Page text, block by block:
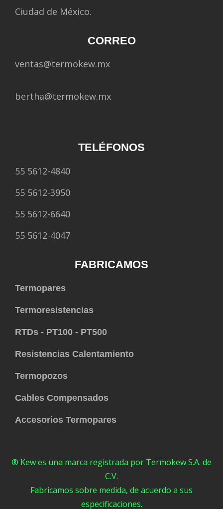
Ciudad de México.
CORREO
ventas@termokew.mx
bertha@termokew.mx
TELÉFONOS
55 5612-4840
55 5612-3950
55 5612-6640
55 5612-4047
FABRICAMOS
Termopares
Termoresistencias
RTDs - PT100 - PT500
Resistencias Calentamiento
Termopozos
Cables Compensados
Accesorios Termopares
® Kew es una marca registrada por Termokew S.A. de
C.V.
Fabricamos sobre medida, de acuerdo a sus
especificaciones.